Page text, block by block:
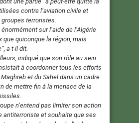
contre l’aviation civile et
terroristes.
sur l’aide de l’Algérie
que quiconque la région, mais
a-t-il dit.
indiqué que son rôle au sein
à coordonner tous les efforts
et du Sahel dans un cadre
de mettre fin à la menace de la
n’entend pas limiter son action
antiterroriste et souhaite que ses